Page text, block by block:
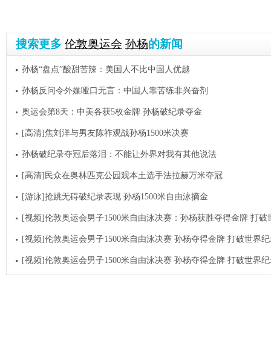
搜索更多 伦敦奥运会 孙杨的新闻
孙杨“盘点”酸甜苦辣：美国人不比中国人优越
孙杨反问令外媒哑口无言：中国人靠苦练非兴奋剂
奥运会第8天：中美各获5枚金牌 孙杨破纪录夺金
[高清]焦刘洋与男友陈祚观战孙杨1500米决赛
孙杨破纪录夺冠后落泪：不能让外界对我有其他说法
[高清]民众在奥林匹克公园观本土选手法拉赫万米夺冠
[游泳]抢跳无碍破纪录表现 孙杨1500米自由泳摘金
[视频]伦敦奥运会男子1500米自由泳决赛：孙杨获胜夺得金牌 打破
[视频]伦敦奥运会男子1500米自由泳决赛 孙杨夺得金牌 打破世界
[视频]伦敦奥运会男子1500米自由泳决赛 孙杨夺得金牌 打破世界